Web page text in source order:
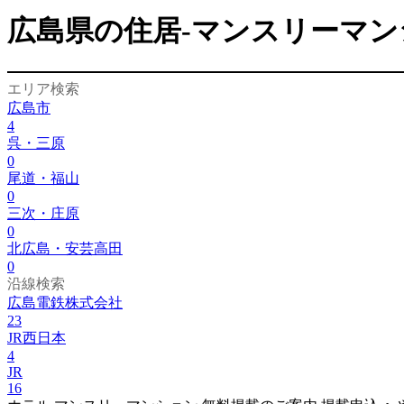
広島県の住居-マンスリーマ
エリア検索
広島市
4
呉・三原
0
尾道・福山
0
三次・庄原
0
北広島・安芸高田
0
沿線検索
広島電鉄株式会社
23
JR西日本
4
JR
16